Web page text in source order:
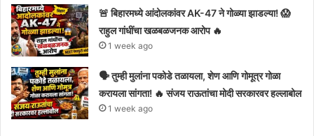
🚨 बिहारमध्ये आंदोलकांवर AK-47 ने गोळ्या झाडल्या! 😱
राहुल गांधींचा खळबळजनक आरोप 🔥
1 week ago
🗣️ तुम्ही मुलांना पकोडे तळायला, शेण आणि गोमूत्र गोळा
करायला सांगता! 🔥 संजय राऊतांचा मोदी सरकारवर हल्लाबोल
1 week ago